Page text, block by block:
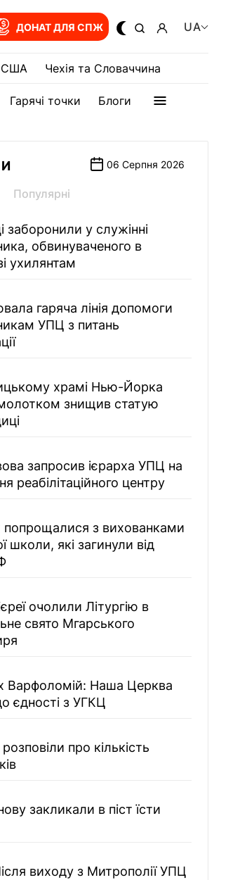
ДОНАТ ДЛЯ СПЖ UA
США Чехія та Словаччина
Гарячі точки Блоги
06 Серпня 2026
Популярні
заборонили у служінні
обвинуваченого в
ухилянтам
гаряча лінія допомоги
УПЦ з питань
храмі Нью-Йорка
знищив статую
запросив ієрарха УПЦ на
реабілітаційного центру
з вихованками
школи, які загинули від
очолили Літургію в
свято Мгарського
Варфоломій: Наша Церква
єдності з УГКЦ
про кількість
закликали в піст їсти
виходу з Митрополії УПЦ